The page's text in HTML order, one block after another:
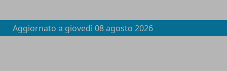
Aggiornato a giovedì 08 agosto 2026